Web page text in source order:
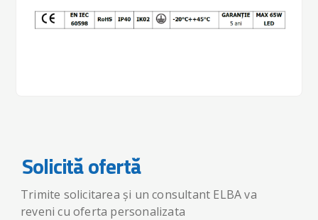
Solicită ofertă
Trimite solicitarea și un consultant ELBA va
reveni cu oferta personalizata